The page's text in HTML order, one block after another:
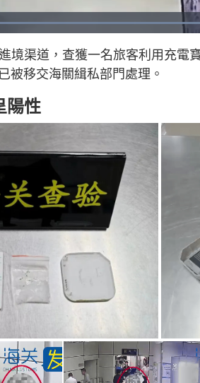
L
o
e
d
:
1
0
境渠道，查獲一名旅客利用充電
被移交海關緝私部門處理。
陽性